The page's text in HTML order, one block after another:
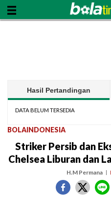
Hasil Pertandingan
DATA BELUM TERSEDIA
BOLAINDONESIA
Striker Persib dan
Chelsea Liburan dan
H.M Permana